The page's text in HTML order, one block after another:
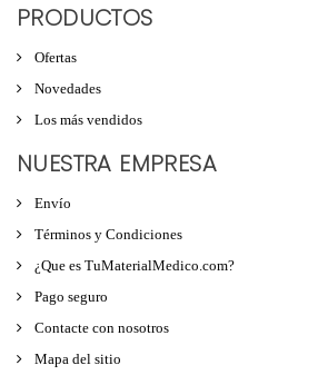
PRODUCTOS
Ofertas
Novedades
Los más vendidos
NUESTRA EMPRESA
Envío
Términos y Condiciones
¿Que es TuMaterialMedico.com?
Pago seguro
Contacte con nosotros
Mapa del sitio